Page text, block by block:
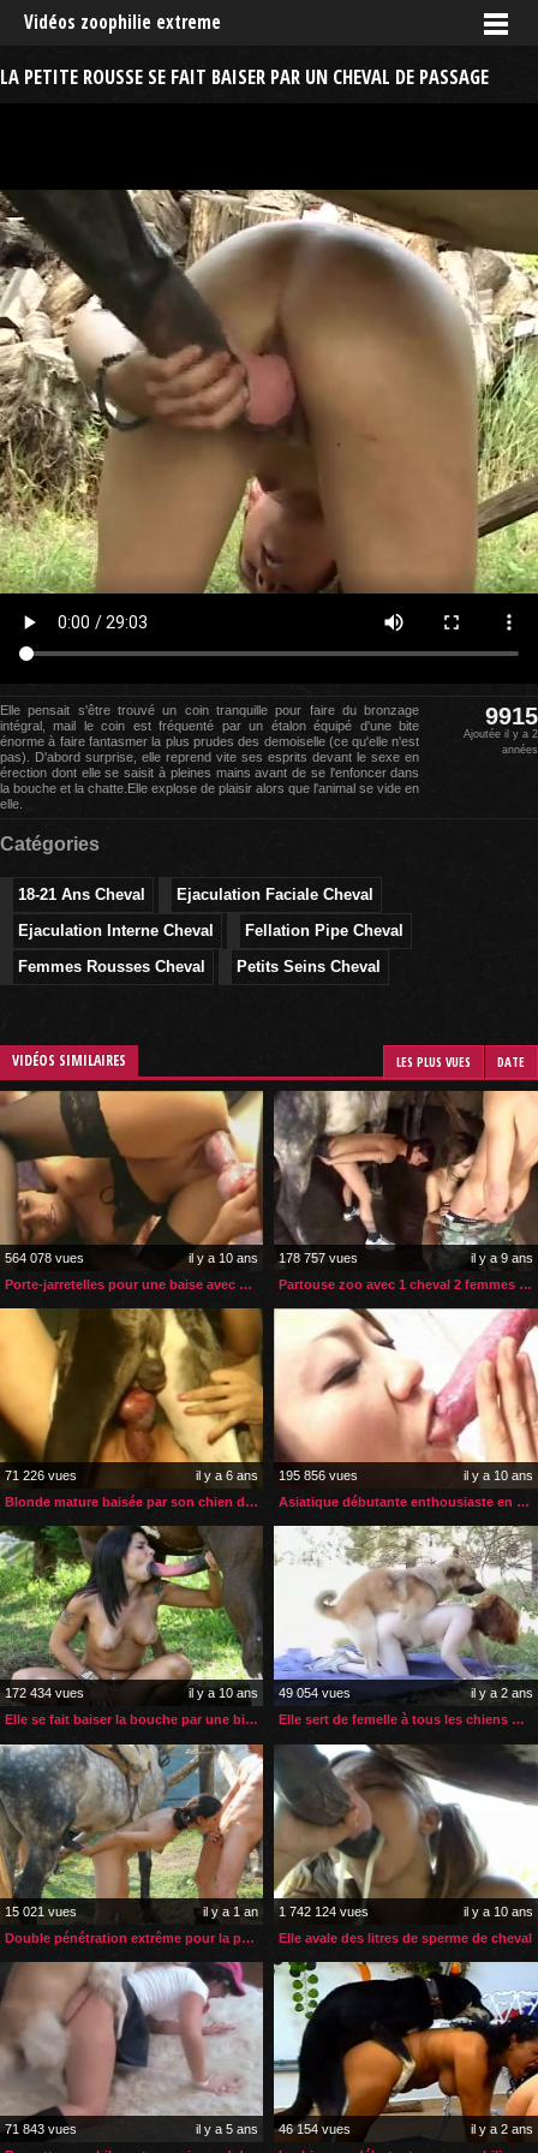
Vidéos zoophilie extreme
LA PETITE ROUSSE SE FAIT BAISER PAR UN CHEVAL DE PASSAGE
Elle pensait s'être trouvé un coin tranquille pour faire du bronzage
intégral, mail le coin est fréquenté par un étalon équipé d'une bite
énorme à faire fantasmer la plus prudes des demoiselle (ce qu'elle n'est
pas). D'abord surprise, elle reprend vite ses esprits devant le sexe en
érection dont elle se saisit à pleines mains avant de se l'enfoncer dans
la bouche et la chatte.Elle explose de plaisir alors que l'animal se vide en
elle.
9915
Ajoutée il y a 2
années
Catégories
18-21 Ans Cheval
Ejaculation Faciale Cheval
Ejaculation Interne Cheval
Fellation Pipe Cheval
Femmes Rousses Cheval
Petits Seins Cheval
VIDÉOS SIMILAIRES LES PLUS VUES DATE
564 078 vues
il y a 10 ans
Porte-jarretelles pour une baise avec son chien
178 757 vues
il y a 9 ans
Partouse zoo avec 1 cheval 2 femmes et 1 homme
71 226 vues
il y a 6 ans
Blonde mature baisée par son chien dans l’étable
195 856 vues
il y a 10 ans
Asiatique débutante enthousiaste en zoophilie
172 434 vues
il y a 10 ans
Elle se fait baiser la bouche par une bite de cheval
49 054 vues
il y a 2 ans
Elle sert de femelle à tous les chiens de son quartier
15 021 vues
il y a 1 an
Double pénétration extrême pour la petite brunette zoophile
1 742 124 vues
il y a 10 ans
Elle avale des litres de sperme de cheval
71 843 vues
il y a 5 ans
46 154 vues
il y a 2 ans